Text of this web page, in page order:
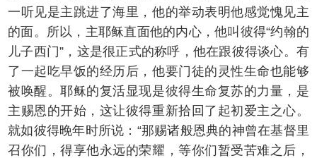
一听见是主跳进了海里，他的举动表明他感觉愧见主
的面。所以，主耶稣直面他的内心，他叫彼得“约翰的
儿子西门”，这是很正式的称呼，他在跟彼得谈心。有
了一起吃早饭的经历后，他要门徒的灵性生命也能够
被唤醒。耶稣的复活显现是彼得生命复苏的力量，是
主赐恩的开始，这让彼得重新拾回了起初爱主之心。
就如彼得晚年时所说：“那赐诸般恩典的神曾在基督里
召你们，得享他永远的荣耀，等你们暂受苦难之后，